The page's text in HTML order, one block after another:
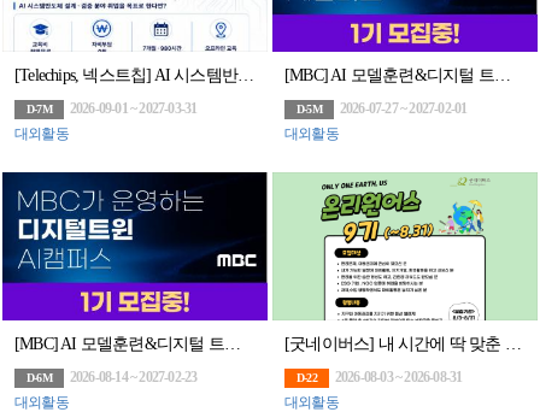
[Telechips, 넥스트칩] AI 시스템반도체 설계(2기)(구 하만 세미콘아카데미, 팹리스협회회원사 채용연계과정)
D-7M
2026-09-01 ~ 2027-03-31
대외활동
[MBC] AI 모델훈련&디지털 트윈 아카데미
D-5M
2026-07-27 ~ 2027-02-01
대외활동
D-6M
2026-08-14 ~ 2027-02-23
대외활동
D-22
2026-08-03 ~ 2026-08-31
대외활동